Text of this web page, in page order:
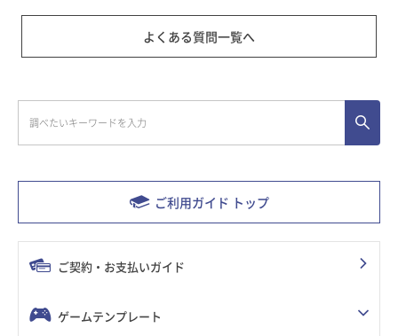
ご利用ガイド トップ
ご契約・お支払いガイド
ゲームテンプレート
よくある質問一覧へ